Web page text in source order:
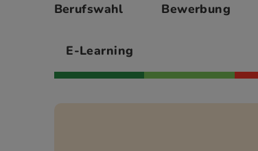
Berufswahl Bewerbung
E-Learning